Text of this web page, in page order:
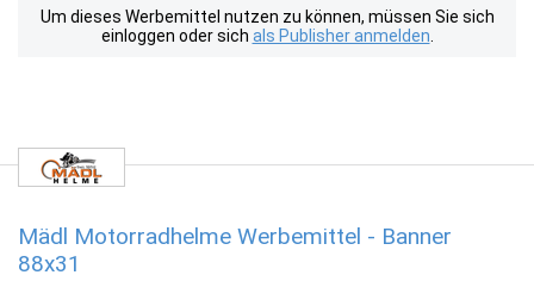
Um dieses Werbemittel nutzen zu können, müssen Sie sich
einloggen oder sich als Publisher anmelden
Mädl Motorradhelme Werbemittel - Banner
88x31